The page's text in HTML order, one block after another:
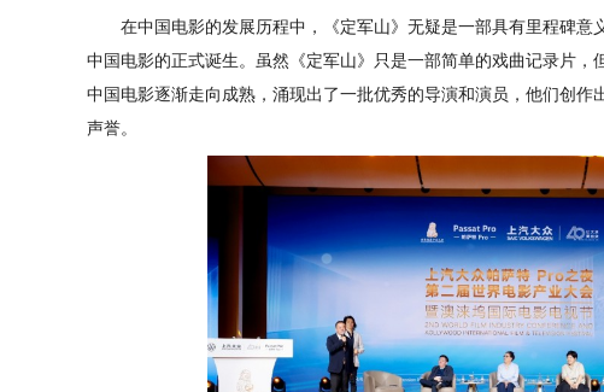
在中国电影的发展历程中，《定军山》无疑是一部具有里程碑
中国电影的正式诞生。虽然《定军山》只是一部简单的戏曲记录片，
中国电影逐渐走向成熟，涌现出了一批优秀的导演和演员，他们创
声誉。